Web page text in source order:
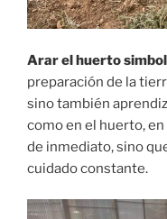
Arar el huerto
preparación de la
sino también
como en el huerto,
de inmediato, sino
cuidado constante.